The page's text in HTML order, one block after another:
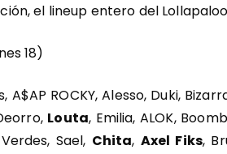
el lineup entero del
18)
A$AP ROCKY, Alesso, Duki,
Louta, Emilia, ALOK,
Sael, Chita, Axel Fiks,